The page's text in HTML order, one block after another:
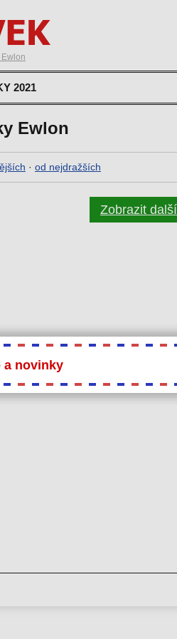
2021
Ewlon
· od nejdražších
Zobrazit další
a novinky